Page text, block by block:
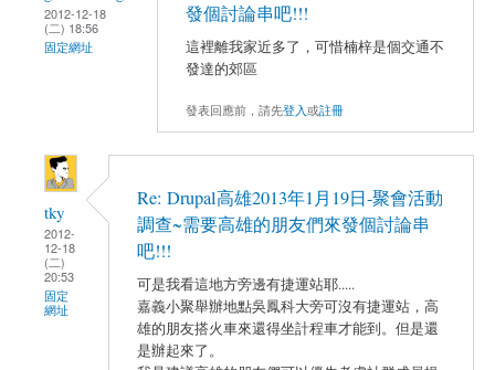
2012-12-18
(二) 18:56
固定網址
發個討論串吧!!!
這裡離我家近多了，可惜楠梓是個交通不
發達的郊區
發表回應前，請先登入或註冊
tky
2012-
12-18
(二)
20:53
固定
網址
Re: Drupal高雄2013年1月19日-聚會活動
調查~需要高雄的朋友們來發個討論串
吧!!!
可是我看這地方旁邊有捷運站耶.....
嘉義小聚舉辦地點吳鳳科大旁可沒有捷運站，高
雄的朋友搭火車來還得坐計程車才能到。但是還
是辦起來了。